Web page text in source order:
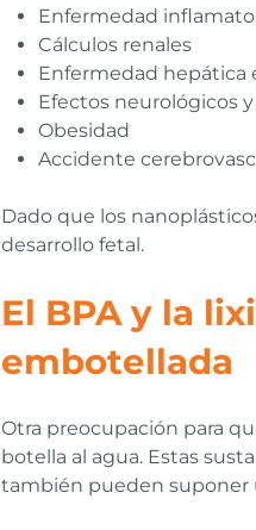
Enfermedad
Cálculos renales
Enfermedad hepática
Efectos neurológicos
Obesidad
Accidente
Dado que los
desarrollo fetal.
El BPA y la
embotellada
Otra preocupación para
botella al agua. Estas
también pueden suponer